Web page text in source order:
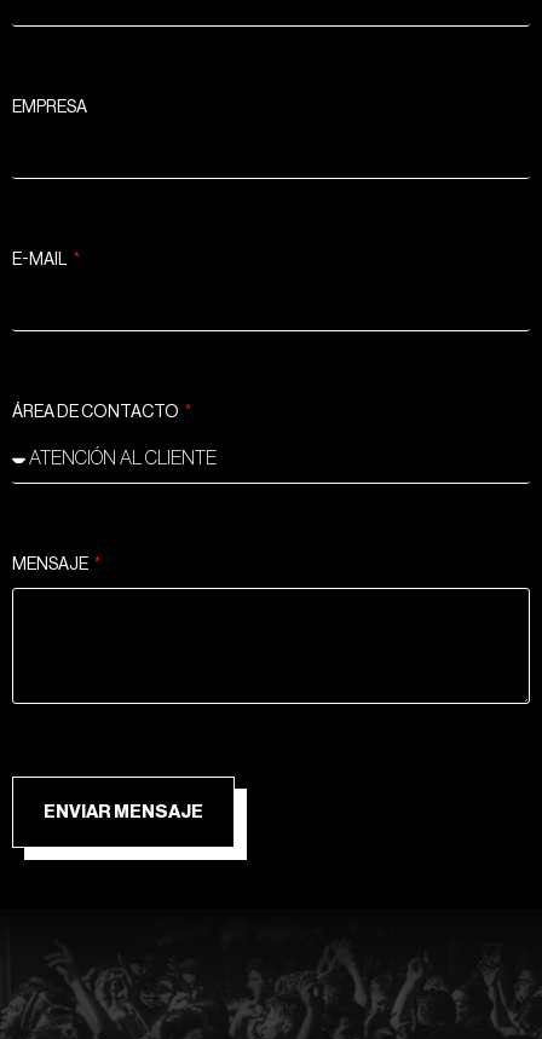
EMPRESA
E-MAIL
ÁREA DE CONTACTO
MENSAJE
ENVIAR MENSAJE